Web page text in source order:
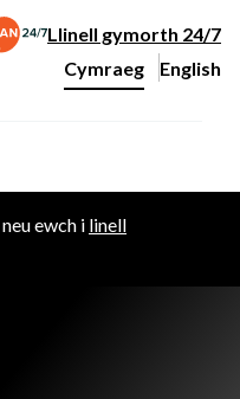
Llinell gymorth 24/7
Newid iaith y wefan
Cymraeg English
–
neu ewch i linell